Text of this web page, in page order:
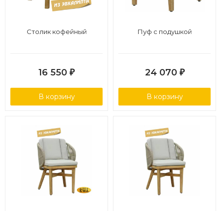
Столик кофейный
16 550 ₽
В корзину
Пуф с подушкой
24 070 ₽
В корзину